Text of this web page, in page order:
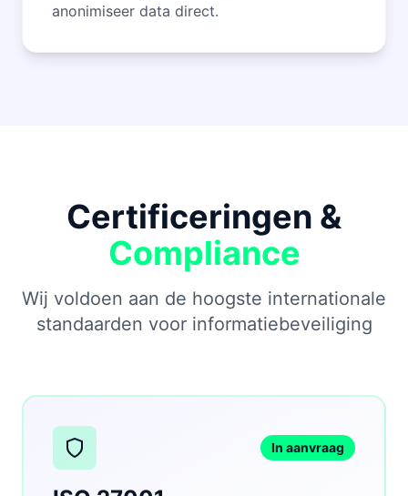
anonimiseer data direct.
Certificeringen &
Compliance
Wij voldoen aan de hoogste internationale
standaarden voor informatiebeveiliging
In aanvraag